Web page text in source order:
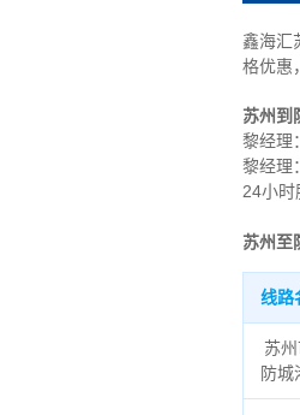
鑫海汇
格优惠
苏州到
黎经理：
黎经理
24小时
苏州至
线路
苏
防城